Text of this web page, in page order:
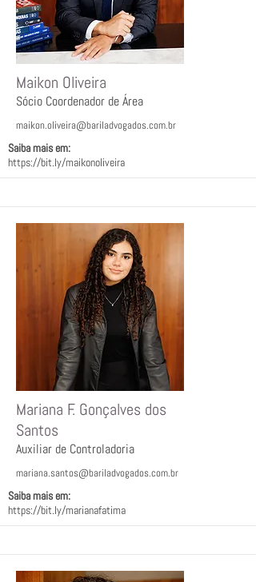
Maikon Oliveira
Sócio Coordenador de Área
maikon.oliveira@bariladvogados.com.br
Saiba mais em:ﾠ
https://bit.ly/maikonoliveira
Mariana F. Gonçalves dos
Santos
Auxiliar de Controladoria
mariana.santos@bariladvogados.com.br
Saiba mais em:
https://bit.ly/marianafatima